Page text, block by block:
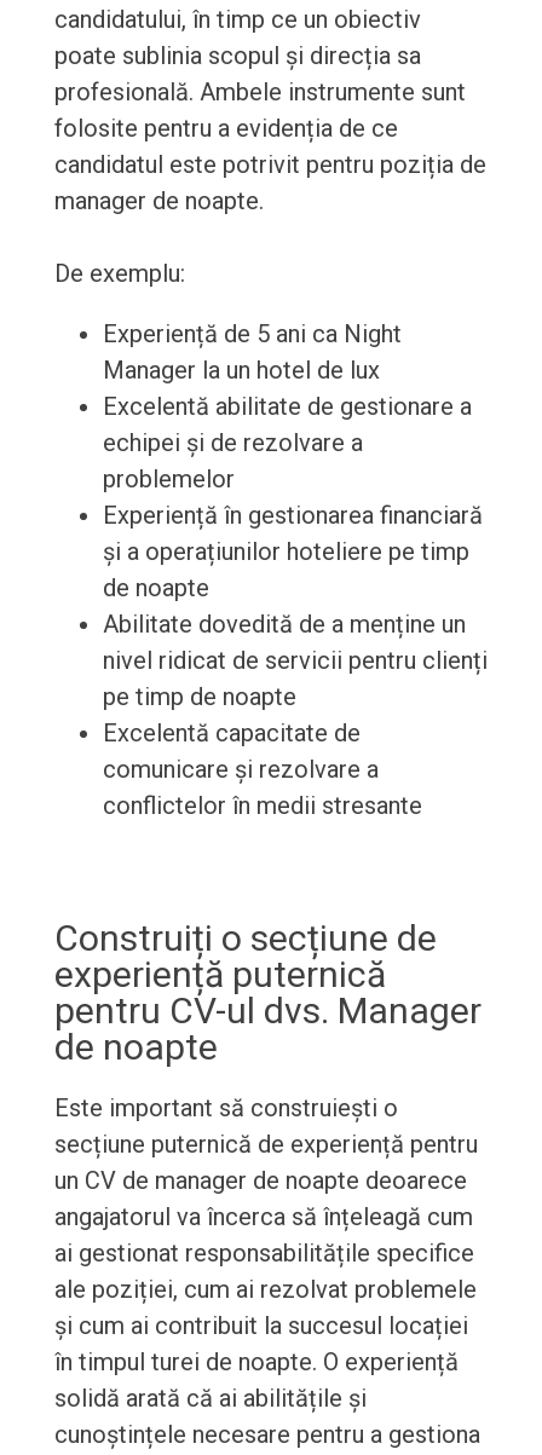
candidatului, în timp ce un obiectiv
poate sublinia scopul și direcția sa
profesională. Ambele instrumente sunt
folosite pentru a evidenția de ce
candidatul este potrivit pentru poziția de
manager de noapte.
De exemplu:
Experiență de 5 ani ca Night
Manager la un hotel de lux
Excelentă abilitate de gestionare a
echipei și de rezolvare a
problemelor
Experiență în gestionarea financiară
și a operațiunilor hoteliere pe timp
de noapte
Abilitate dovedită de a menține un
nivel ridicat de servicii pentru clienți
pe timp de noapte
Excelentă capacitate de
comunicare și rezolvare a
conflictelor în medii stresante
Construiți o secțiune de
experiență puternică
pentru CV-ul dvs. Manager
de noapte
Este important să construiești o
secțiune puternică de experiență pentru
un CV de manager de noapte deoarece
angajatorul va încerca să înțeleagă cum
ai gestionat responsabilitățile specifice
ale poziției, cum ai rezolvat problemele
și cum ai contribuit la succesul locației
în timpul turei de noapte. O experiență
solidă arată că ai abilitățile și
cunoștințele necesare pentru a gestiona